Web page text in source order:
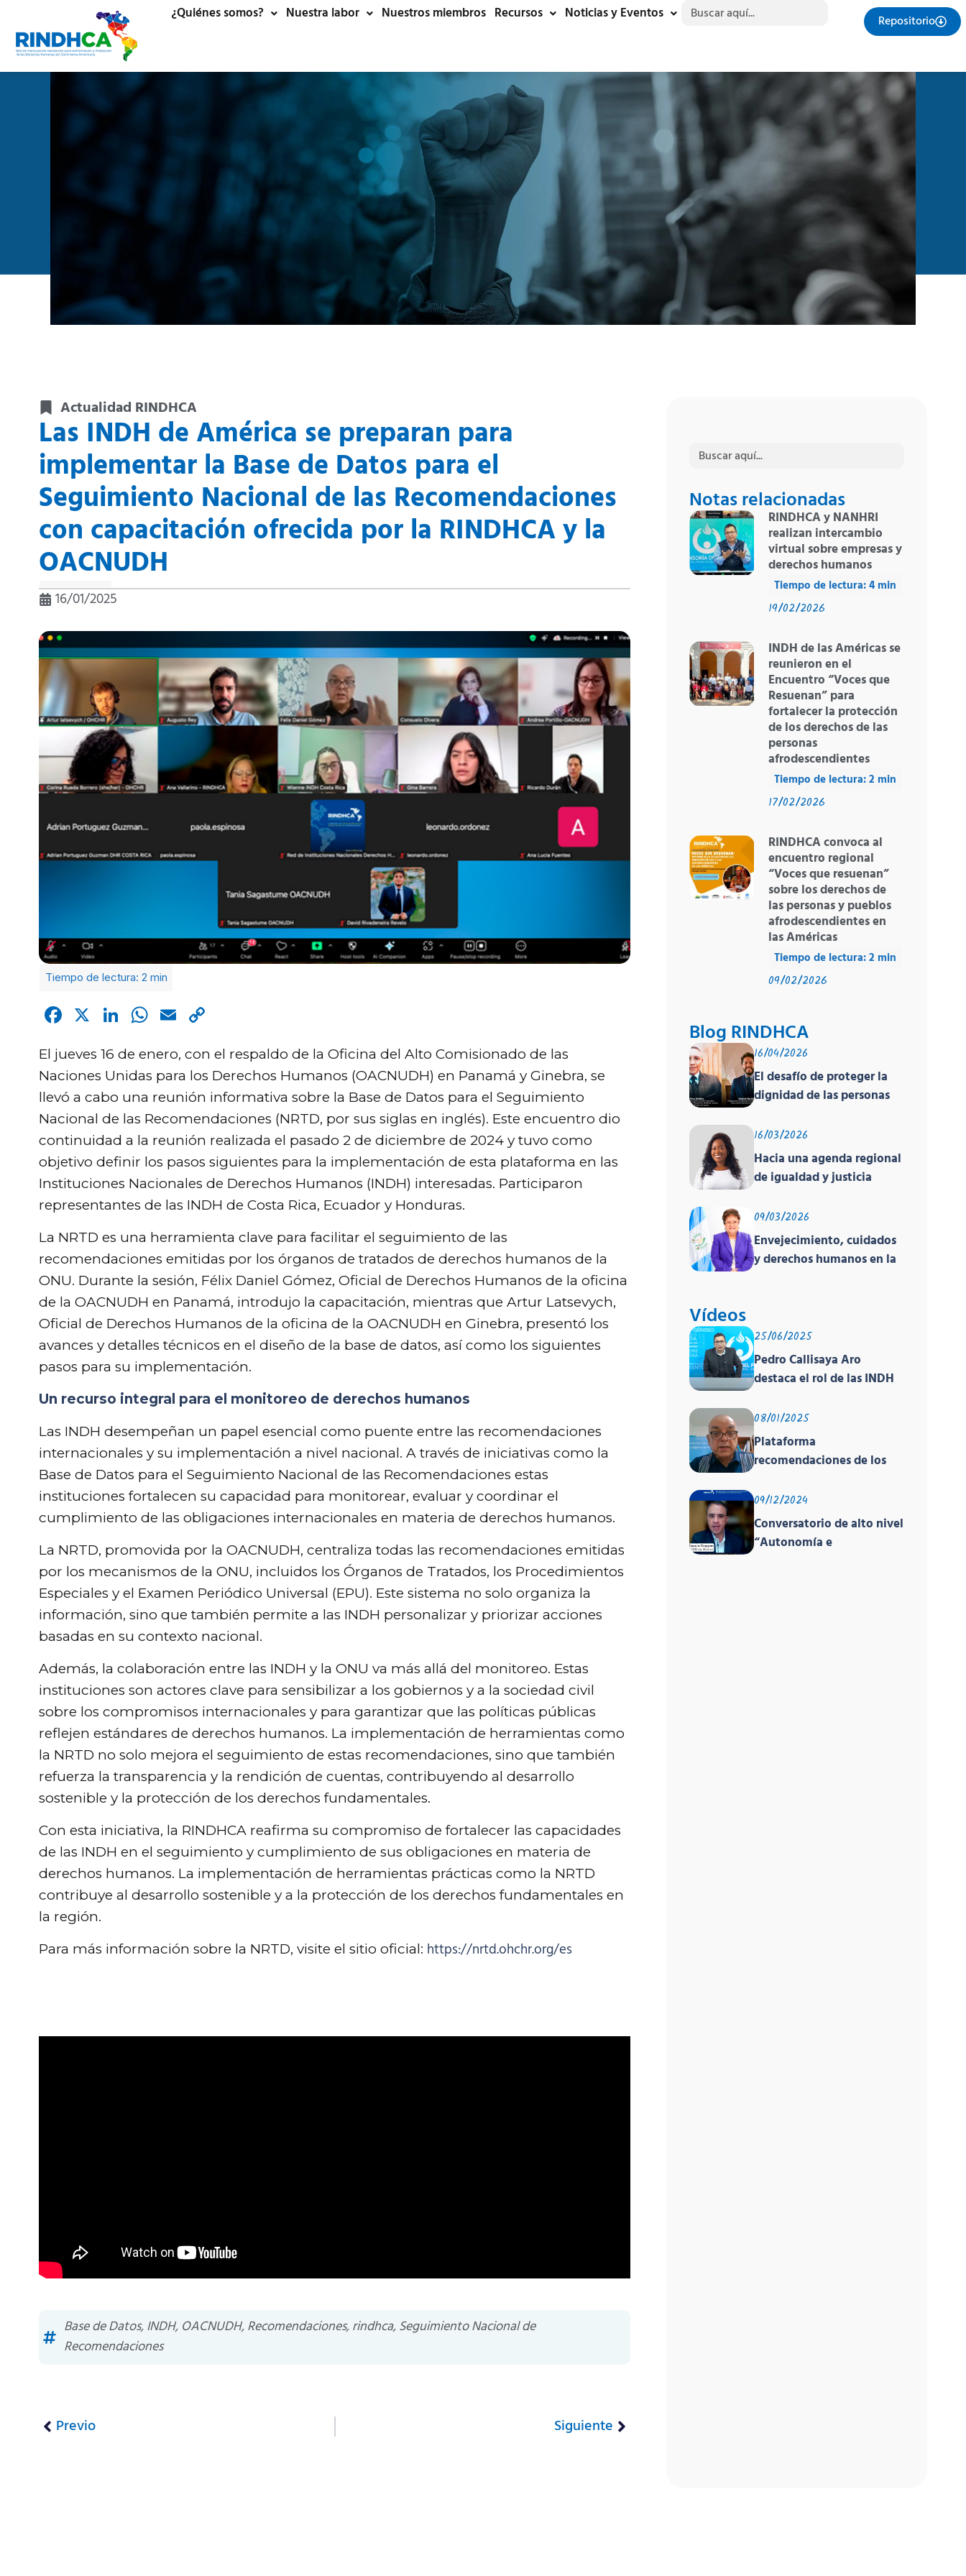
¿Quiénes somos? Nuestra labor Nuestros miembros Recursos Noticias y Eventos Buscar:
Repositorio
Actualidad RINDHCA
Las INDH de América se preparan para
implementar la Base de Datos para el
Seguimiento Nacional de las Recomendaciones
con capacitación ofrecida por la RINDHCA y la
OACNUDH
16/01/2025
Facebook
X LinkedIn
WhatsApp
Email
El jueves 16 de enero, con el respaldo de la Oficina del Alto Comisionado de las
Naciones Unidas para los Derechos Humanos (OACNUDH) en Panamá y Ginebra, se
llevó a cabo una reunión informativa sobre la Base de Datos para el Seguimiento
Nacional de las Recomendaciones (NRTD, por sus siglas en inglés). Este encuentro dio
continuidad a la reunión realizada el pasado 2 de diciembre de 2024 y tuvo como
objetivo definir los pasos siguientes para la implementación de esta plataforma en las
Instituciones Nacionales de Derechos Humanos (INDH) interesadas. Participaron
representantes de las INDH de Costa Rica, Ecuador y Honduras.
La NRTD es una herramienta clave para facilitar el seguimiento de las
recomendaciones emitidas por los órganos de tratados de derechos humanos de la
ONU. Durante la sesión, Félix Daniel Gómez, Oficial de Derechos Humanos de la oficina
de la OACNUDH en Panamá, introdujo la capacitación, mientras que Artur Latsevych,
Oficial de Derechos Humanos de la oficina de la OACNUDH en Ginebra, presentó los
avances y detalles técnicos en el diseño de la base de datos, así como los siguientes
pasos para su implementación.
Un recurso integral para el monitoreo de derechos humanos
Las INDH desempeñan un papel esencial como puente entre las recomendaciones
internacionales y su implementación a nivel nacional. A través de iniciativas como la
Base de Datos para el Seguimiento Nacional de las Recomendaciones estas
instituciones fortalecen su capacidad para monitorear, evaluar y coordinar el
cumplimiento de las obligaciones internacionales en materia de derechos humanos.
La NRTD, promovida por la OACNUDH, centraliza todas las recomendaciones emitidas
por los mecanismos de la ONU, incluidos los Órganos de Tratados, los Procedimientos
Especiales y el Examen Periódico Universal (EPU). Este sistema no solo organiza la
información, sino que también permite a las INDH personalizar y priorizar acciones
basadas en su contexto nacional.
Además, la colaboración entre las INDH y la ONU va más allá del monitoreo. Estas
instituciones son actores clave para sensibilizar a los gobiernos y a la sociedad civil
sobre los compromisos internacionales y para garantizar que las políticas públicas
reflejen estándares de derechos humanos. La implementación de herramientas como
la NRTD no solo mejora el seguimiento de estas recomendaciones, sino que también
refuerza la transparencia y la rendición de cuentas, contribuyendo al desarrollo
sostenible y la protección de los derechos fundamentales.
Con esta iniciativa, la RINDHCA reafirma su compromiso de fortalecer las capacidades
de las INDH en el seguimiento y cumplimiento de sus obligaciones en materia de
derechos humanos. La implementación de herramientas prácticas como la NRTD
contribuye al desarrollo sostenible y a la protección de los derechos fundamentales en
la región.
Para más información sobre la NRTD, visite el sitio oficial: https://nrtd.ohchr.org/es
Base de Datos,INDH, OACNUDH,Recomendaciones,rindhca,Seguimiento Nacional de
Recomendaciones
Previo Siguiente
Buscar:
Notas relacionadas
RINDHCA y NANHRI
realizan intercambio
virtual sobre empresas y
derechos humanos
19/02/2026
INDH de las Américas se
reunieron en el
Encuentro “Voces que
Resuenan” para
fortalecer la protección
de los derechos de las
personas
afrodescendientes
17/02/2026
RINDHCA convoca al
encuentro regional
“Voces que resuenan”
sobre los derechos de
las personas y pueblos
afrodescendientes en
las Américas
09/02/2026
Blog RINDHCA
16/04/2026
El desafío de proteger la
dignidad de las personas
un contexto
deshumanizante y cruel
16/03/2026
Hacia una agenda regional
de igualdad y justicia
09/03/2026
Envejecimiento, cuidados
y derechos humanos en la
Vídeos
25/06/2025
Pedro Callisaya Aro
destaca el rol de las INDH
global sobre derechos
humanos organizado por
PNUD, la OACNUDH y la
08/01/2025
Plataforma
recomendaciones de los
el EPU
09/12/2024
Conversatorio de alto nivel
“Autonomía e